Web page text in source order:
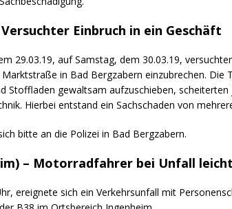
Einbruch in ein Geschäft
29.03.19, auf Samstag, dem 30.03.19,
in Bad Bergzabern einzubrechen. Die
Stoffladen gewaltsam aufzuschieben,
Hierbei entstand ein Sachschaden von
bitte an die Polizei in Bad Bergzabern.
– Motorradfahrer bei Unfall
ereignete sich ein Verkehrsunfall mit